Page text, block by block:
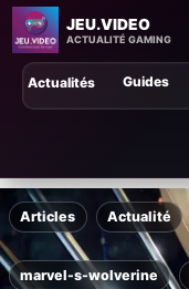
JEU.VIDEO
ACTUALITÉ GAMING
Guides
Actualités
Articles Actualité
marvel-s-wolverine